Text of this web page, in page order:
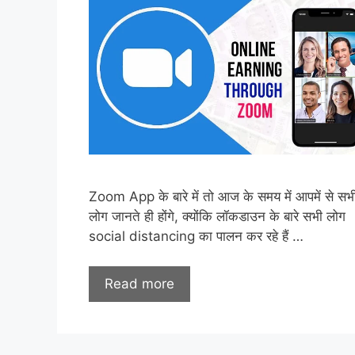
Zoom App के बारे में तो आज के समय में आपमें से
लोग जानते ही होंगे, क्योंकि लॉकडाउन के बारे सभी लोग
social distancing का पालन कर रहे हैं …
Read more